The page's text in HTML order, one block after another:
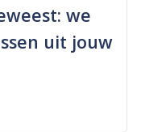
we
uit jouw